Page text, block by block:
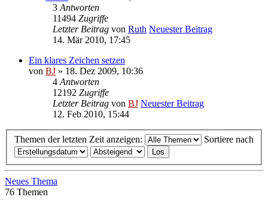
3 Antworten
11494 Zugriffe
Letzter Beitrag von Ruth Neuester Beitrag
14. Mär 2010, 17:45
Ein klares Zeichen setzen
von BJ » 18. Dez 2009, 10:36
4 Antworten
12192 Zugriffe
Letzter Beitrag von BJ Neuester Beitrag
12. Feb 2010, 15:44
Themen der letzten Zeit anzeigen: Sortiere nach
Neues Thema
76 Themen